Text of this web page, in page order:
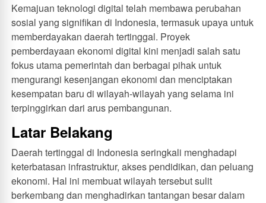
Kemajuan teknologi digital telah membawa perubahan
sosial yang signifikan di Indonesia, termasuk upaya untuk
memberdayakan daerah tertinggal. Proyek
pemberdayaan ekonomi digital kini menjadi salah satu
fokus utama pemerintah dan berbagai pihak untuk
mengurangi kesenjangan ekonomi dan menciptakan
kesempatan baru di wilayah-wilayah yang selama ini
terpinggirkan dari arus pembangunan.
Latar Belakang
Daerah tertinggal di Indonesia seringkali menghadapi
keterbatasan infrastruktur, akses pendidikan, dan peluang
ekonomi. Hal ini membuat wilayah tersebut sulit
berkembang dan menghadirkan tantangan besar dalam